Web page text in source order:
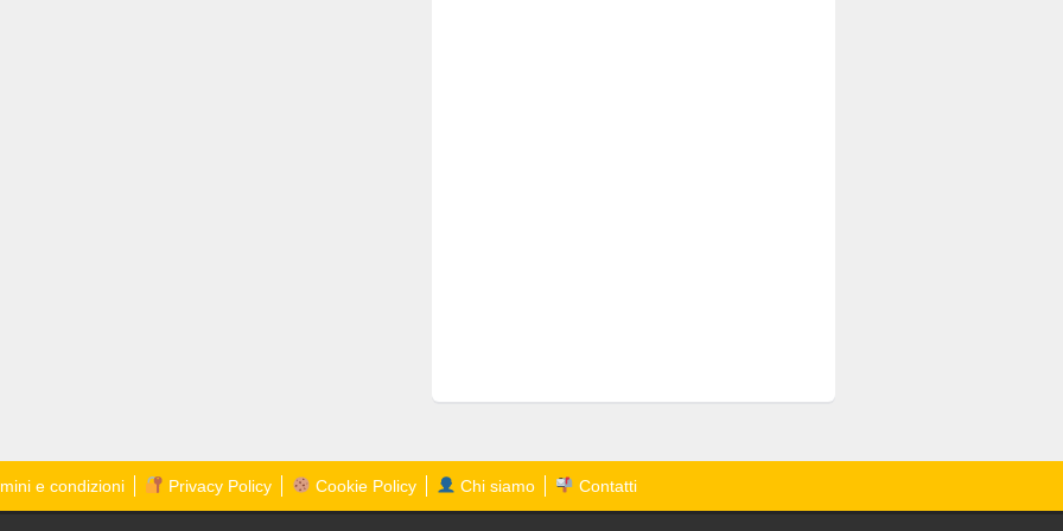
e condizioni Privacy Policy Cookie Policy Chi siamo Contatti